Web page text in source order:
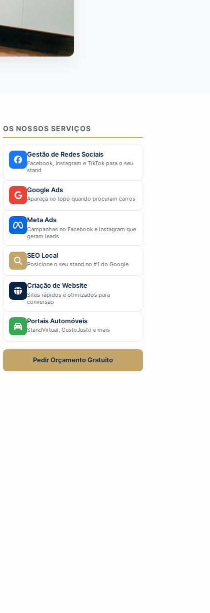
OS NOSSOS SERVIÇOS
Gestão de Redes Sociais
Facebook, Instagram e TikTok para o seu
stand
Google Ads
Apareça no topo quando procuram carros
Meta Ads
Campanhas no Facebook e Instagram que
geram leads
SEO Local
Posicione o seu stand no #1 do Google
Criação de Website
Sites rápidos e otimizados para
conversão
Portais Automóveis
StandVirtual, CustoJusto e mais
Pedir Orçamento Gratuito